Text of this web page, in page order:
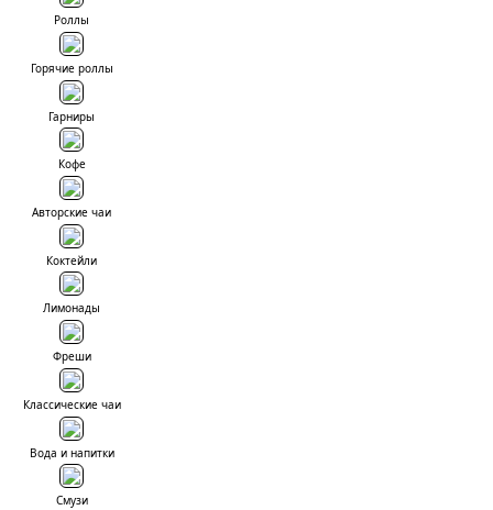
Роллы
Горячие роллы
Гарниры
Кофе
Авторские чаи
Коктейли
Лимонады
Фреши
Классические чаи
Вода и напитки
Смузи